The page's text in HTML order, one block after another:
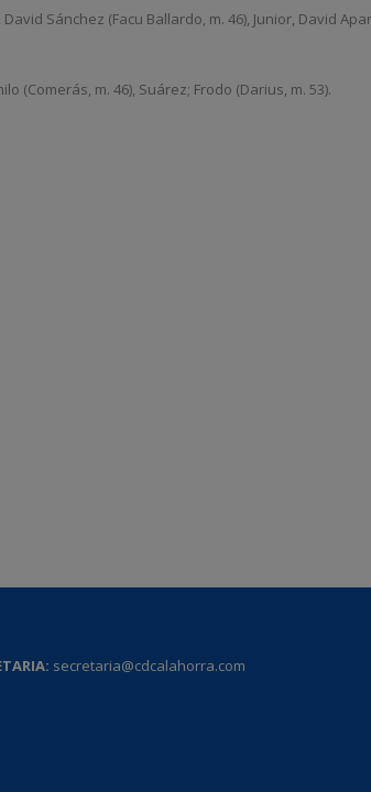
Sánchez (Facu Ballardo, m. 46), Junior, David
(Comerás, m. 46), Suárez; Frodo (Darius, m. 53).
secretaria@cdcalahorra.com